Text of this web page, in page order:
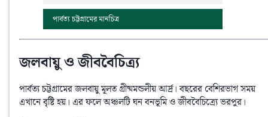
পার্বত্য চট্টগ্রামের মানচিত্র
জলবায়ু ও জীববৈচিত্র্য
পার্বত্য চট্টগ্রামের জলবায়ু মূলত গ্রীষ্মমন্ডলীয় আর্দ্র। বছরের বেশিরভাগ সময়
এখানে বৃষ্টি হয়। এর ফলে অঞ্চলটি ঘন বনভূমি ও জীববৈচিত্র্যে ভরপুর।